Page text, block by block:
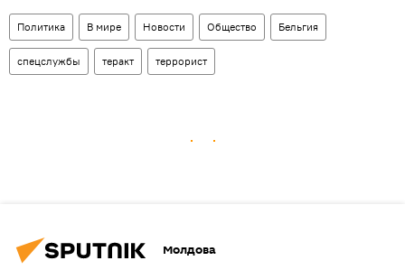
Политика В мире Новости Общество Бельгия
спецслужбы теракт террорист
Молдова